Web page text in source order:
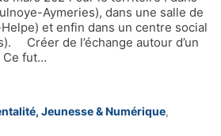
Aymeries), dans une salle de
et enfin dans un centre social
Créer de l’échange autour d’un
Ce fut…
Jeunesse & Numérique,